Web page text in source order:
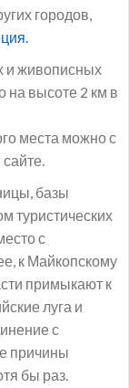
городов,
и живописных
на высоте 2 км в
места можно с
базы
туристических
с
к Майкопскому
примыкают к
луга и
с
причины
бы раз.